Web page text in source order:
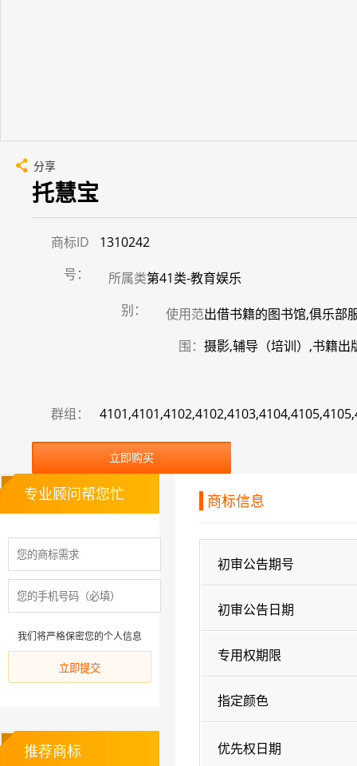
分享
托慧宝
商标ID
号：
1310242
所属类
别：
第41类-教育娱乐
使用范
围：
出借书籍的图书馆,俱乐部
摄影,辅导（培训）,书籍
群组：
立即购买
商标信息
初审公告期号
初审公告日期
专用权期限
指定颜色
优先权日期
专业顾问帮您忙
我们将严格保密您的个人信息
推荐商标